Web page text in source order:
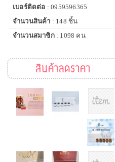
เบอร์ติดต่อ : 0959596365
จำนวนสินค้า : 148 ชิ้น
จำนวนสมาชิก: 1098 คน
สินค้าลดราคา